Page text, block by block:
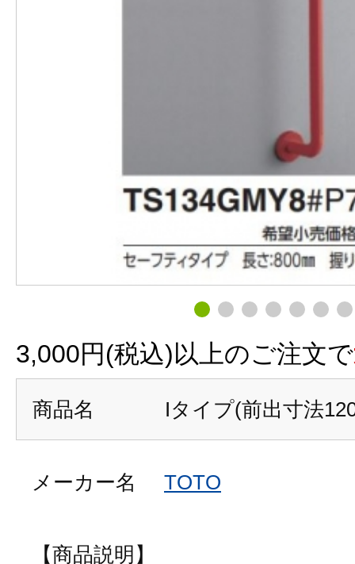
3,000円(税込)以上のご注文で
商品名 Iタイプ(前出寸法
メーカー名 TOTO
【商品説明】